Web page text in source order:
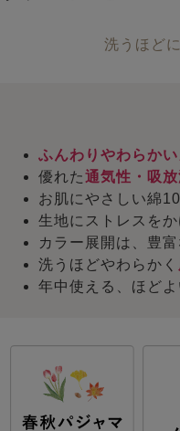
洗うほど
ふんわりやわらか
優れた通気性・吸
お肌にやさしい綿
生地にストレスを
カラー展開は、豊
洗うほどやわらかく
年中使える、ほど